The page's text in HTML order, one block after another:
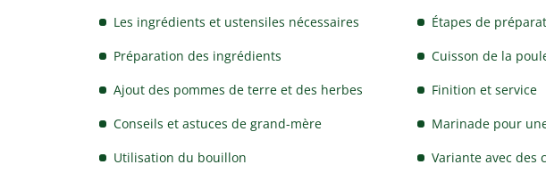
Les ingrédients et ustensiles nécessaires
Étapes de
Préparation des ingrédients
Cuisson de la
Ajout des pommes de terre et des herbes
Finition et service
Conseils et astuces de grand-mère
Marinade pour
Utilisation du bouillon
Variante avec des